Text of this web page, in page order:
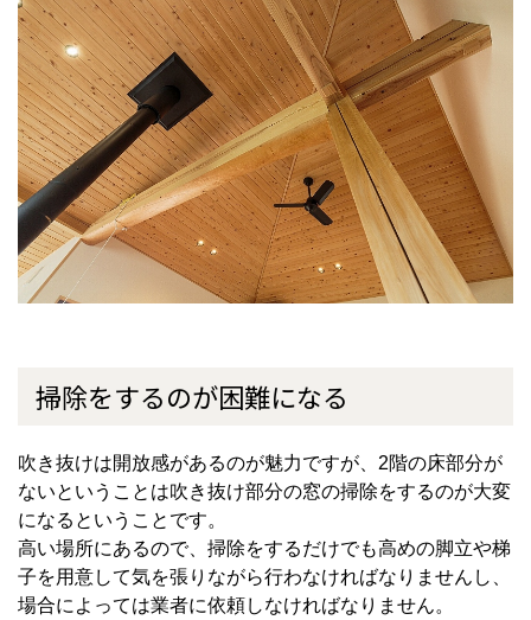
掃除をするのが困難になる
吹き抜けは開放感があるのが魅力ですが、 2階の床部分が
ないということは吹き抜け部分の窓の掃除をするのが大変
になるということです。
高い場所にあるので、掃除をするだけでも高めの脚立や梯
子を用意して気を張りながら行わなければなりませんし、
場合によっては業者に依頼しなければなりません。